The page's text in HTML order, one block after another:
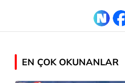
EN ÇOK OKUNANLAR